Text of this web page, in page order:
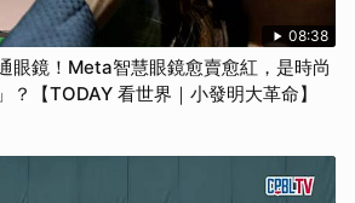
08:38
眼鏡！Meta智慧眼鏡愈賣愈紅，是時尚
？【TODAY 看世界｜小發明大革命】